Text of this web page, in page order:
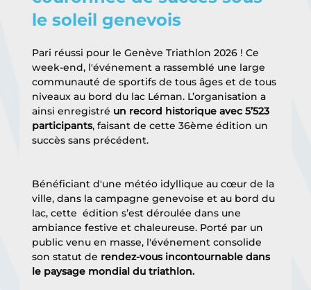
le soleil genevois
Pari réussi pour le Genève Triathlon 2026 ! Ce
week-end, l'événement a rassemblé une large
communauté de sportifs de tous âges et de tous
niveaux au bord du lac Léman. L’organisation a
ainsi enregistré un record historique avec 5’523
participants, faisant de cette 36ème édition un
succès sans précédent.
Bénéficiant d'une météo idyllique au cœur de la
ville, dans la campagne genevoise et au bord du
lac, cette  édition s’est déroulée dans une
ambiance festive et chaleureuse. Porté par un
public venu en masse, l'événement consolide
son statut de rendez-vous incontournable dans
le paysage mondial du triathlon.